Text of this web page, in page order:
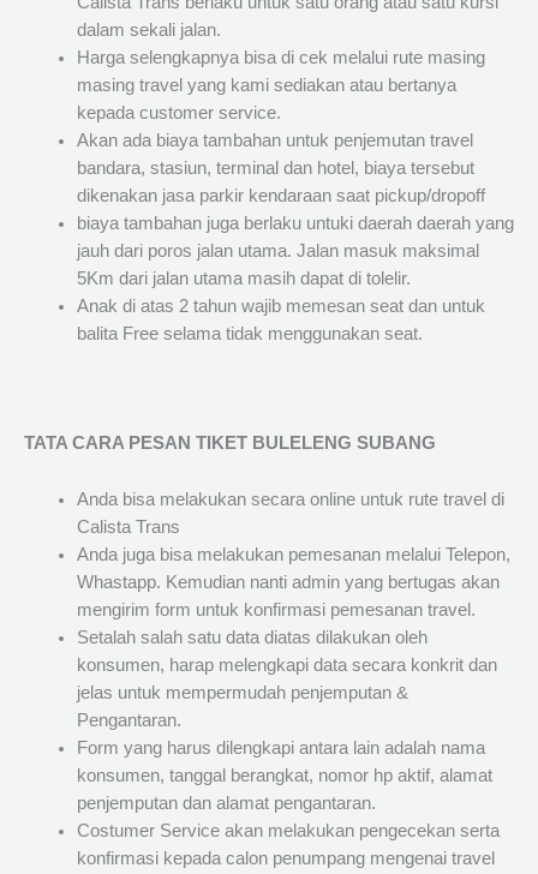
dalam sekali jalan.
Harga selengkapnya bisa di cek melalui rute masing
masing travel yang kami sediakan atau bertanya
kepada customer service.
Akan ada biaya tambahan untuk penjemutan travel
bandara, stasiun, terminal dan hotel, biaya tersebut
dikenakan jasa parkir kendaraan saat pickup/dropoff
biaya tambahan juga berlaku untuki daerah daerah yang
jauh dari poros jalan utama. Jalan masuk maksimal
5Km dari jalan utama masih dapat di tolelir.
Anak di atas 2 tahun wajib memesan seat dan untuk
balita Free selama tidak menggunakan seat.
TATA CARA PESAN TIKET BULELENG SUBANG
Anda bisa melakukan secara online untuk rute travel di
Calista Trans
Anda juga bisa melakukan pemesanan melalui Telepon,
Whastapp. Kemudian nanti admin yang bertugas akan
mengirim form untuk konfirmasi pemesanan travel.
Setalah salah satu data diatas dilakukan oleh
konsumen, harap melengkapi data secara konkrit dan
jelas untuk mempermudah penjemputan &
Pengantaran.
Form yang harus dilengkapi antara lain adalah nama
konsumen, tanggal berangkat, nomor hp aktif, alamat
penjemputan dan alamat pengantaran.
Costumer Service akan melakukan pengecekan serta
konfirmasi kepada calon penumpang mengenai travel